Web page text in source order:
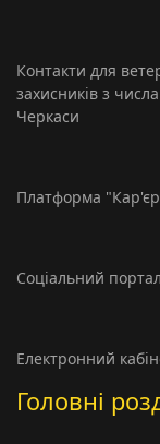
Контакти для
захисників з
Черкаси
Платформа
Соціальний
Електронний
Головні